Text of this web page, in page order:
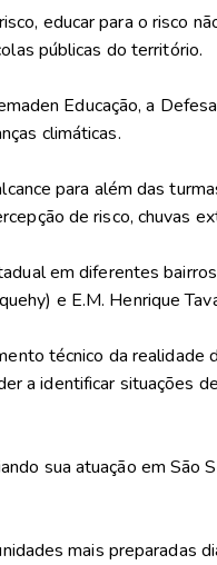
educar para o risco
públicas do território.
Educação, a
climáticas.
para além das
de risco, chuvas
em diferentes
e E.M. Henrique
técnico da
identificar situações
sua atuação em São
mais preparadas